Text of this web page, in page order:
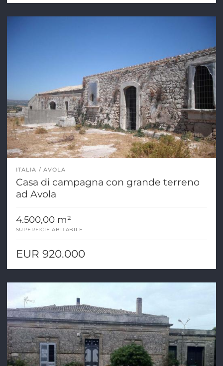
ITALIA AVOLA
Casa di campagna con grande terreno
ad Avola
4.500,00 m²
SUPERFICIE ABITABILE
EUR 920.000